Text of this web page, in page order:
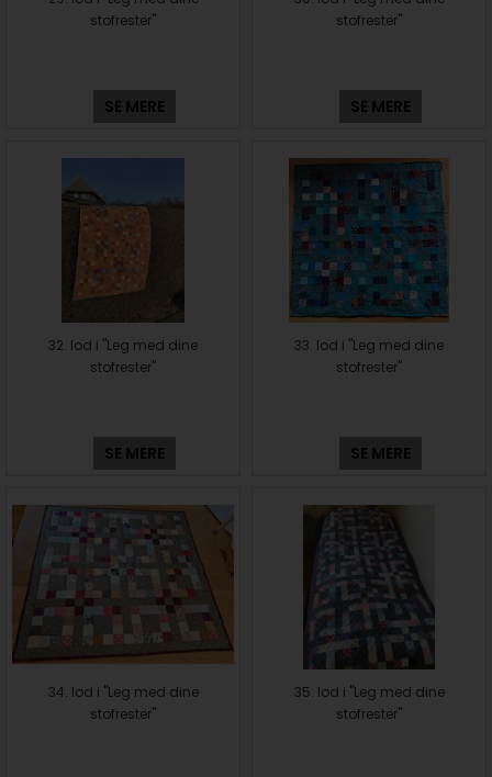
stofrester"
SE MERE
stofrester"
SE MERE
32. lod i "Leg med dine
stofrester"
SE MERE
33. lod i "Leg med dine
stofrester"
SE MERE
34. lod i "Leg med dine
stofrester"
35. lod i "Leg med dine
stofrester"